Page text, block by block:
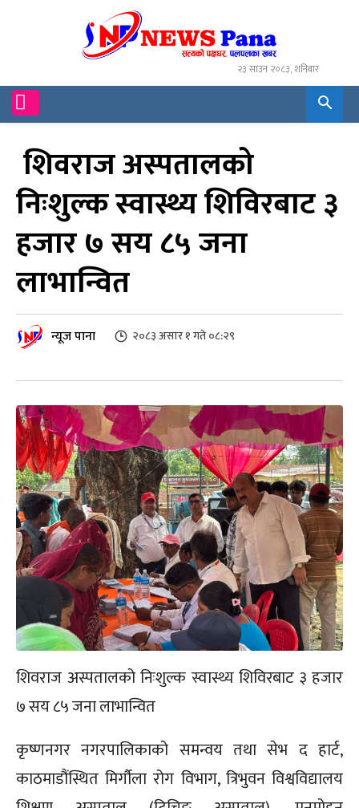
२३ साउन २०८३, शनिबार
शिवराज अस्पतालको
निःशुल्क स्वास्थ्य शिविरबाट ३
हजार ७ सय ८५ जना
लाभान्वित
न्यूज पाना २०८३ असार १ गते ०८:२९
शिवराज अस्पतालको निःशुल्क स्वास्थ्य शिविरबाट ३ हजार
७ सय ८५ जना लाभान्वित
कृष्णनगर नगरपालिकाको समन्वय तथा सेभ द हार्ट,
काठमाडौंस्थित मिर्गौला रोग विभाग, त्रिभुवन विश्वविद्यालय